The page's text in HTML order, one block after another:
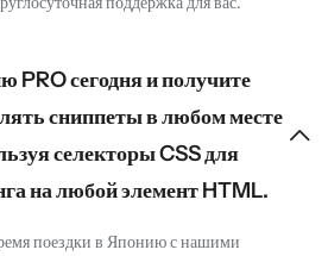
PRO сегодня и получите
сниппеты в любом месте
селекторы CSS для
на любой элемент HTML.
поездки в Японию с нашими